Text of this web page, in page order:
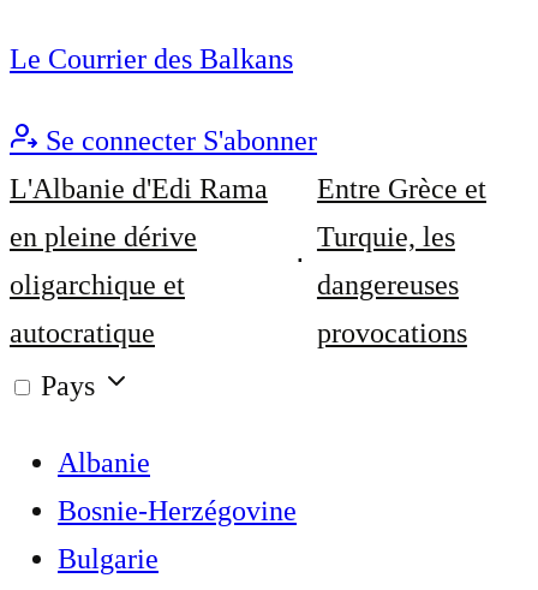
Le Courrier des Balkans
Se connecter S'abonner
L'Albanie d'Edi Rama
en pleine dérive
oligarchique et
autocratique
Entre Grèce et
Turquie, les
dangereuses
provocations
Pays
Albanie
Bosnie-Herzégovine
Bulgarie